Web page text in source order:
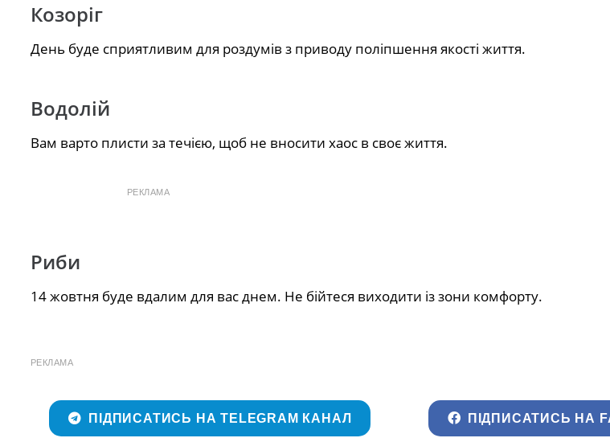
Козоріг
День буде сприятливим для роздумів з приводу поліпшення якості життя.
Водолій
Вам варто плисти за течією, щоб не вносити хаос в своє життя.
РЕКЛАМА
Риби
14 жовтня буде вдалим для вас днем. Не бійтеся виходити із зони комфорту.
РЕКЛАМА
ПІДПИСАТИСЬ НА TELEGRAM КАНАЛ ПІДПИСАТИСЬ НА